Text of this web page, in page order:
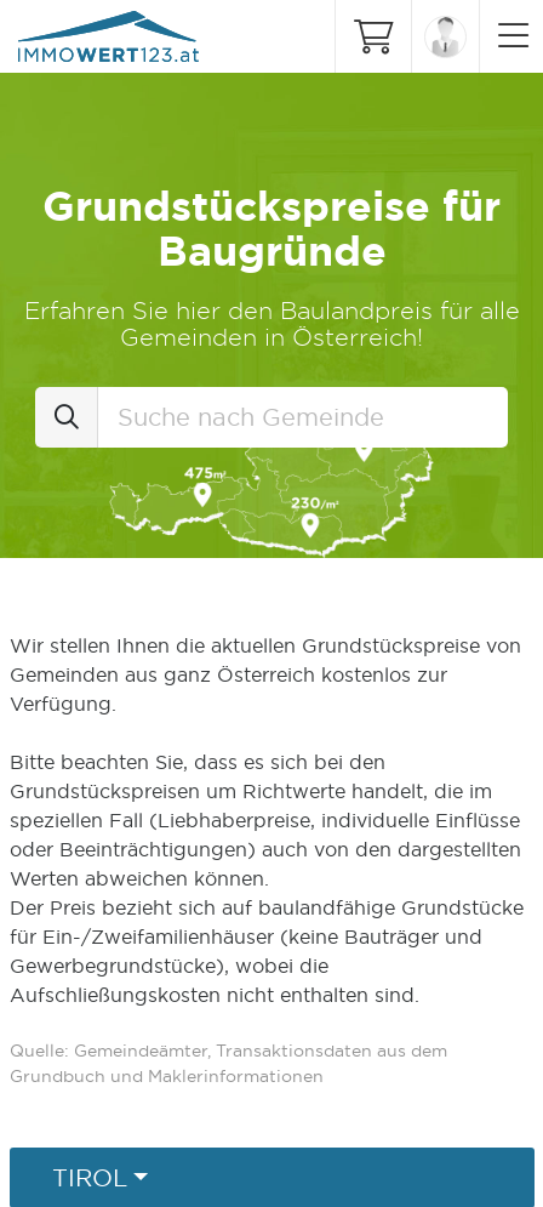
Grundstückspreise für
Baugründe
Erfahren Sie hier den Baulandpreis für alle
Gemeinden in Österreich!
Wir stellen Ihnen die aktuellen Grundstückspreise von
Gemeinden aus ganz Österreich kostenlos zur
Verfügung.
Bitte beachten Sie, dass es sich bei den
Grundstückspreisen um Richtwerte handelt, die im
speziellen Fall (Liebhaberpreise, individuelle Einflüsse
oder Beeinträchtigungen) auch von den dargestellten
Werten abweichen können.
Der Preis bezieht sich auf baulandfähige Grundstücke
für Ein-/Zweifamilienhäuser (keine Bauträger und
Gewerbegrundstücke), wobei die
Aufschließungskosten nicht enthalten sind.
Quelle: Gemeindeämter, Transaktionsdaten aus dem
Grundbuch und Maklerinformationen
TIROL